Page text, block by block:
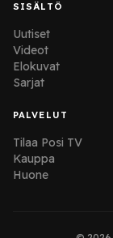
SISÄLTÖ
Uutiset
Videot
Elokuvat
Sarjat
PALVELUT
Tilaa Posi TV
Kauppa
Huone